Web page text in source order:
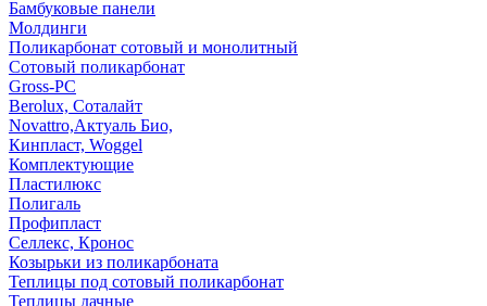
Бамбуковые панели
Молдинги
Поликарбонат сотовый и монолитный
Сотовый поликарбонат
Gross-PC
Berolux, Соталайт
Novattro,Актуаль Био,
Кинпласт, Woggel
Комплектующие
Пластилюкс
Полигаль
Профипласт
Селлекс, Кронос
Козырьки из поликарбоната
Теплицы под сотовый поликарбонат
Теплицы дачные